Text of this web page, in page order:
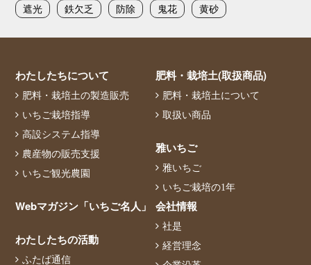
遮光
鉄欠乏 防除 鬼花 黄砂
わたしたちについて
肥料・栽培土の製造販売
いちご栽培指導
高設システム指導
農産物の販売支援
いちご観光農園
肥料・栽培土(取扱商品)
肥料・栽培土について
取扱い商品
雅いちご
雅いちご
いちご栽培の1年
Webマガジン「いちご名人」
わたしたちの活動
ふたば通信
会社情報
社是
経営理念